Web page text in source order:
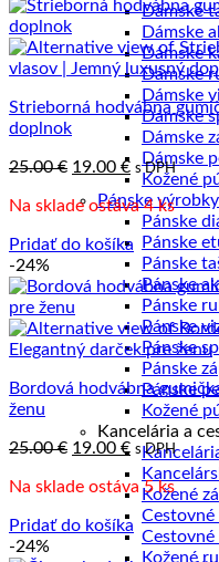
Dámske
Dámske
Dámske
Dámske
Dámske
Dámske
Dámske
Dámske
Kožené
Pánske výrobky
Pánske
Pánske
Pánske
Pánske
Pánske
Pánske
Pánske
Pánske
Pánske
Kožené
Kancelária a
Kožené
Cestovné
Kožené
Strieborná hodvábna
doplnok
25.00€ Pôvodná
bola:
25.00 €.
19.00 €Aktuálna
cena
je:
19.00 €.
s DPH
Na sklade ostáva 4 ks
Pridať do košíka
-24%
Bordová hodvábna
ženu
25.00€ Pôvodná
bola:
19.00 €Aktuálna
cena
je:
19.00 €.
s DPH
Na sklade ostáva 5 ks
Pridať do košíka
-24%